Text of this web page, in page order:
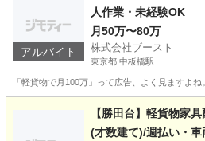
アルバイト
人作業・未経験OK
月50万〜80万
株式会社ブースト
東京都 中板橋駅
「軽貨物で月100万」って広告、よく見ますよ
中板橋駅 ドライバー
【勝田台】軽貨物家
(才数建て)/週払い・車